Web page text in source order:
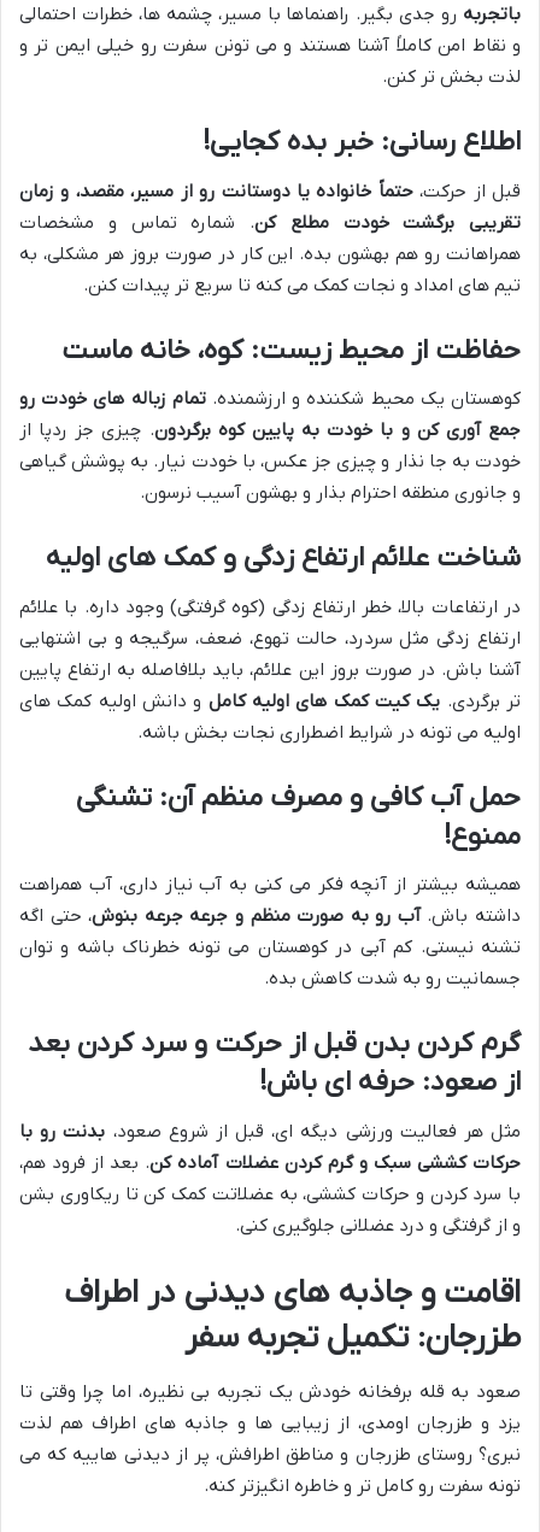
باتجربه رو جدی بگیر. راهنماها با مسیر، چشمه ها، خطرات احتمالی
و نقاط امن کاملاً آشنا هستند و می تونن سفرت رو خیلی ایمن تر و
لذت بخش تر کنن.
اطلاع رسانی: خبر بده کجایی!
قبل از حرکت،حتماً خانواده یا دوستانت رو از مسیر، مقصد، و زمان
تقریبی برگشت خودت مطلع کن. شماره تماس و مشخصات
همراهانت رو هم بهشون بده. این کار در صورت بروز هر مشکلی، به
تیم های امداد و نجات کمک می کنه تا سریع تر پیدات کنن.
حفاظت از محیط زیست: کوه، خانه ماست
کوهستان یک محیط شکننده و ارزشمنده.تمام زباله های خودت رو
جمع آوری کن و با خودت به پایین کوه برگردون. چیزی جز ردپا از
خودت به جا نذار و چیزی جز عکس، با خودت نیار. به پوشش گیاهی
و جانوری منطقه احترام بذار و بهشون آسیب نرسون.
شناخت علائم ارتفاع زدگی و کمک های اولیه
در ارتفاعات بالا، خطر ارتفاع زدگی (کوه گرفتگی) وجود داره. با علائم
ارتفاع زدگی مثل سردرد، حالت تهوع، ضعف، سرگیجه و بی اشتهایی
آشنا باش. در صورت بروز این علائم، باید بلافاصله به ارتفاع پایین
تر برگردی. یک کیت کمک های اولیه کامل و دانش اولیه کمک های
اولیه می تونه در شرایط اضطراری نجات بخش باشه.
حمل آب کافی و مصرف منظم آن: تشنگی
ممنوع!
همیشه بیشتر از آنچه فکر می کنی به آب نیاز داری، آب همراهت
داشته باش.آب رو به صورت منظم و جرعه جرعه بنوش، حتی اگه
تشنه نیستی. کم آبی در کوهستان می تونه خطرناک باشه و توان
جسمانیت رو به شدت کاهش بده.
گرم کردن بدن قبل از حرکت و سرد کردن بعد
از صعود: حرفه ای باش!
مثل هر فعالیت ورزشی دیگه ای، قبل از شروع صعود، بدنت رو با
حرکات کششی سبک و گرم کردن عضلات آماده کن. بعد از فرود هم،
با سرد کردن و حرکات کششی، به عضلاتت کمک کن تا ریکاوری بشن
و از گرفتگی و درد عضلانی جلوگیری کنی.
اقامت و جاذبه های دیدنی در اطراف
طزرجان: تکمیل تجربه سفر
صعود به قله برفخانه خودش یک تجربه بی نظیره، اما چرا وقتی تا
یزد و طزرجان اومدی، از زیبایی ها و جاذبه های اطراف هم لذت
نبری؟ روستای طزرجان و مناطق اطرافش، پر از دیدنی هاییه که می
تونه سفرت رو کامل تر و خاطره انگیزتر کنه.